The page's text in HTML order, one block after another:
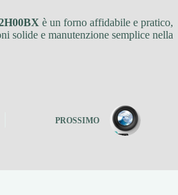
è un forno affidabile e pratico,
solide e manutenzione semplice nella
PROSSIMO